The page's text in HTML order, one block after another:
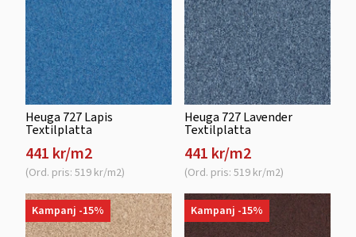
Heuga 727 Lapis
Textilplatta
441 kr/m2
(Ord. pris: 519 kr/m2)
Heuga 727 Lavender
Textilplatta
441 kr/m2
(Ord. pris: 519 kr/m2)
Kampanj -15% Kampanj -15%